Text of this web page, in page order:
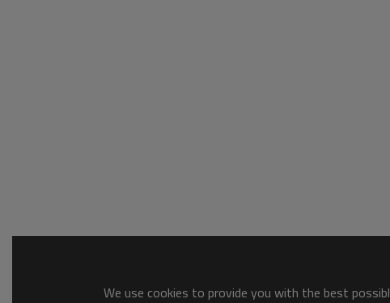
We use cookies to provide you with the best